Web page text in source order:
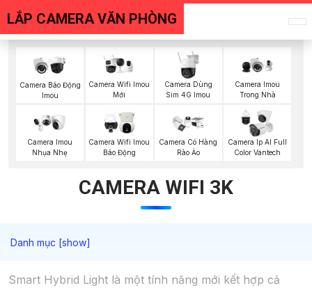
LẮP CAMERA VĂN PHÒNG
Camera Báo Động
Imou
Camera Wifi Imou
Mới
Camera Dùng
Sim 4G Imou
Camera Imou
Trong Nhà
Camera Imou
Nhụa Nhẹ
Camera Wifi Imou
Báo Động
Camera Có Hàng
Rào Ảo
Camera Ip AI Full
Color Vantech
CAMERA WIFI 3K
Smart Hybrid Light là một tính năng mới kết hợp cả